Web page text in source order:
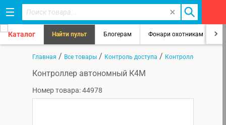
Каталог Найти пульт Блогерам Фонари охотникам
Главная / Все товары / Контроль доступа / Контроллеры
Контроллер автономный К4М
Номер товара: 44978